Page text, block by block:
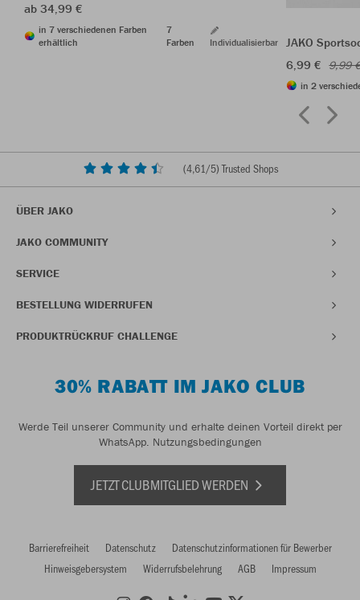
ab 34,99 €
in 7 verschiedenen Farben
erhältlich
7
Farben
Individualisierbar
JAKO
6,99 € 9,99
in 2
(4,61/5) Trusted Shops
ÜBER JAKO
JAKO COMMUNITY
SERVICE
BESTELLUNG WIDERRUFEN
PRODUKTRÜCKRUF CHALLENGE
30% RABATT IM JAKO CLUB
Werde Teil unserer Community und erhalte deinen Vorteil direkt per
WhatsApp. Nutzungsbedingungen
JETZT CLUBMITGLIED WERDEN
Barrierefreiheit Datenschutz
Datenschutzinformationen für Bewerber
Hinweisgebersystem
Widerrufsbelehrung AGB Impressum